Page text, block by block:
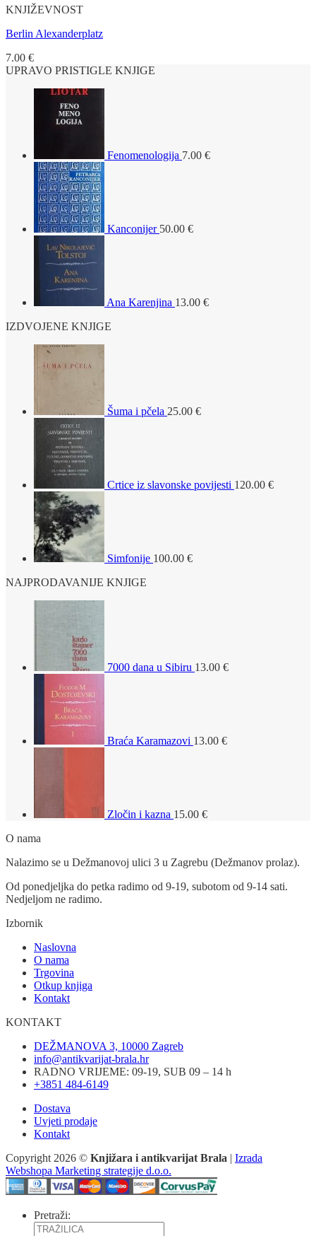
KNJIŽEVNOST
Berlin Alexanderplatz
7.00 €
UPRAVO PRISTIGLE KNJIGE
Fenomenologija 7.00 €
Kanconijer 50.00 €
Ana Karenjina 13.00 €
IZDVOJENE KNJIGE
Šuma i pčela 25.00 €
Crtice iz slavonske povijesti 120.00 €
Simfonije 100.00 €
NAJPRODAVANIJE KNJIGE
7000 dana u Sibiru 13.00 €
Braća Karamazovi 13.00 €
Zločin i kazna 15.00 €
O nama
Nalazimo se u Dežmanovoj ulici 3 u Zagrebu (Dežmanov prolaz).
Od ponedjeljka do petka radimo od 9-19, subotom od 9-14 sati.
Nedjeljom ne radimo.
Izbornik
Naslovna
O nama
Trgovina
Otkup knjiga
Kontakt
KONTAKT
DEŽMANOVA 3, 10000 Zagreb
info@antikvarijat-brala.hr
RADNO VRIJEME: 09-19, SUB 09 – 14 h
+3851 484-6149
Dostava
Uvjeti prodaje
Kontakt
Copyright 2026 © Knjižara i antikvarijat Brala | Izrada
Webshopa Marketing strategije d.o.o.
Pretraži: